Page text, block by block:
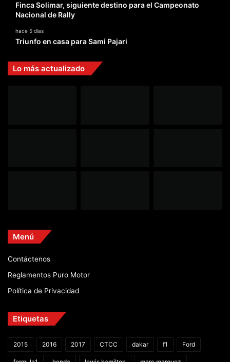
Finca Solimar, siguiente destino para el Campeonato
Nacional de Rally
hace 5 días
Triunfo en casa para Sami Pajari
Lo más actualizado
Menú
Contáctenos
Reglamentos Puro Motor
Política de Privacidad
Etiquetas
2015 2016 2017 CTCC dakar f1 Ford